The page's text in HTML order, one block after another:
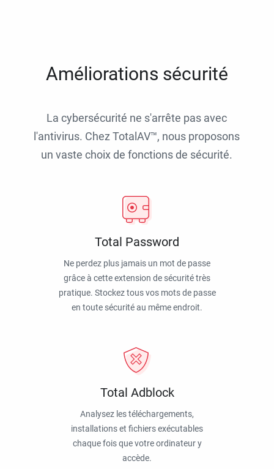
Améliorations sécurité
La cybersécurité ne s'arrête pas avec
l'antivirus. Chez TotalAV™, nous proposons
un vaste choix de fonctions de sécurité.
Total Password
Ne perdez plus jamais un mot de passe
grâce à cette extension de sécurité très
pratique. Stockez tous vos mots de passe
en toute sécurité au même endroit.
Total Adblock
Analysez les téléchargements,
installations et fichiers exécutables
chaque fois que votre ordinateur y
accède.